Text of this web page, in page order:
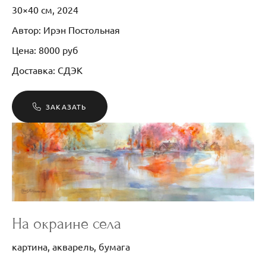
30×40 см, 2024
Автор: Ирэн Постольная
Цена: 8000 руб
Доставка: СДЭК
ЗАКАЗАТЬ
На окраине села
картина, акварель, бумага